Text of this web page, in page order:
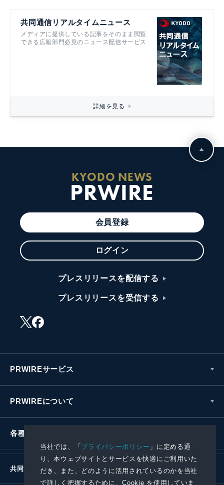
当社では、「プライバシーポリシー 」に定める通
り、本ウェブサイトとサービスを快適にご利用いた
だき、また、どのように活用されているのかを当社
で詳しく把握するために、Cookie を使用していま
共同通信リアルタイムニュース
メディアに提供している記事をそのまま閲覧
できる広報部門必見のニュース配信サービス
詳細を見る
KYODO NEWS
PRWIRE
会員登録
ログイン
プレスリリースを配信する
プレスリリースを受信する
PRWIREサービス
PRWIREについて
各種お問い合わせ
共同通信社グループ